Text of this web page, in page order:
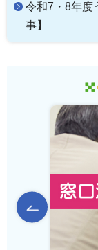
令和7・8年度
事】
前